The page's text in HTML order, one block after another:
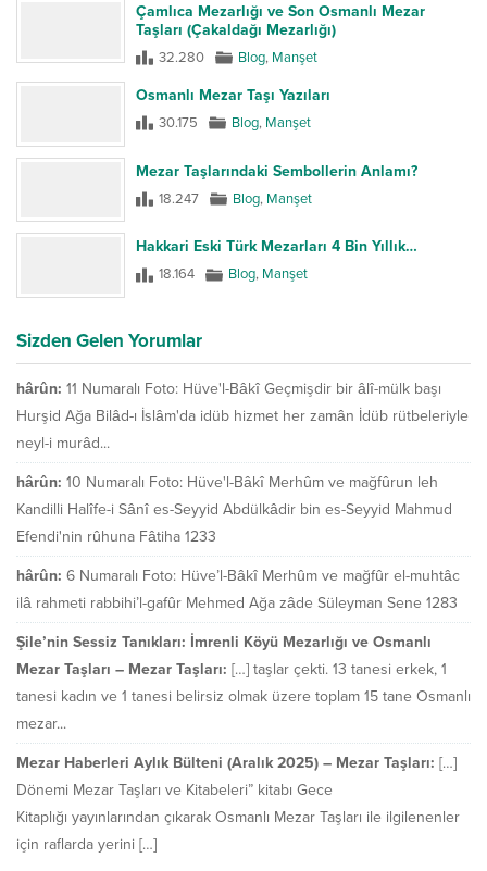
Çamlıca Mezarlığı ve Son Osmanlı Mezar
Taşları (Çakaldağı Mezarlığı)
32.280 Blog, Manşet
Osmanlı Mezar Taşı Yazıları
30.175 Blog, Manşet
Mezar Taşlarındaki Sembollerin Anlamı?
18.247 Blog, Manşet
Hakkari Eski Türk Mezarları 4 Bin Yıllık…
18.164 Blog, Manşet
Sizden Gelen Yorumlar
hârûn: 11 Numaralı Foto: Hüve'l-Bâkî Geçmişdir bir âlî-mülk başı
Hurşid Ağa Bilâd-ı İslâm'da idüb hizmet her zamân İdüb rütbeleriyle
neyl-i murâd...
hârûn: 10 Numaralı Foto: Hüve'l-Bâkî Merhûm ve mağfûrun leh
Kandilli Halîfe-i Sânî es-Seyyid Abdülkâdir bin es-Seyyid Mahmud
Efendi'nin rûhuna Fâtiha 1233
hârûn: 6 Numaralı Foto: Hüve’l-Bâkî Merhûm ve mağfûr el-muhtâc
ilâ rahmeti rabbihi’l-gafûr Mehmed Ağa zâde Süleyman Sene 1283
Şile’nin Sessiz Tanıkları: İmrenli Köyü Mezarlığı ve Osmanlı
Mezar Taşları – Mezar Taşları: […] taşlar çekti. 13 tanesi erkek, 1
tanesi kadın ve 1 tanesi belirsiz olmak üzere toplam 15 tane Osmanlı
mezar...
Mezar Haberleri Aylık Bülteni (Aralık 2025) – Mezar Taşları: […]
Dönemi Mezar Taşları ve Kitabeleri” kitabı Gece
Kitaplığı yayınlarından çıkarak Osmanlı Mezar Taşları ile ilgilenenler
için raflarda yerini […]